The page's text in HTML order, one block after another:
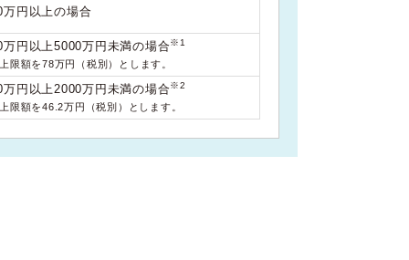
円以上の場合
円以上5000万円未満の場合※1
限額を78万円（税別）とします。
円以上2000万円未満の場合※2
限額を46.2万円（税別）とします。